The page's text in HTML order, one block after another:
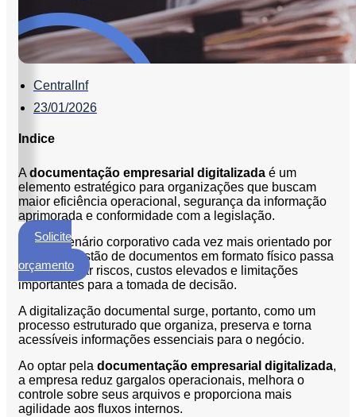
Formalização
Processamento
Digitalização
de
Documentos
Microfilmagem
de
Documentos
Guarda
de
Documentos
Conversão
de
Mídias
Solicite
orçamento
CentralInf
23/01/2026
Indice
Adocumentação empresarial digitalizada é um
elemento estratégico para organizações que buscam
maior eficiência operacional, segurança da informação
aprimorada e conformidade com a legislação.
Em um cenário corporativo cada vez mais orientado por
dados, a gestão de documentos em formato físico passa
a representar riscos, custos elevados e limitações
importantes para a tomada de decisão.
A digitalização documental surge, portanto, como um
processo estruturado que organiza, preserva e torna
acessíveis informações essenciais para o negócio.
Ao optar pela documentação empresarial digitalizada,
a empresa reduz gargalos operacionais, melhora o
controle sobre seus arquivos e proporciona mais
agilidade aos fluxos internos.